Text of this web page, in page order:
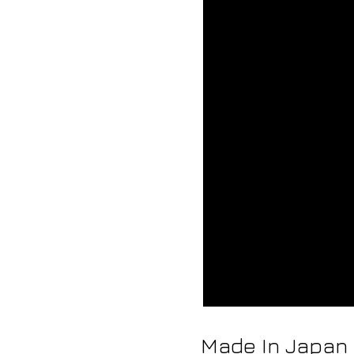
Made In Japan ​​​​​​​​​​​​